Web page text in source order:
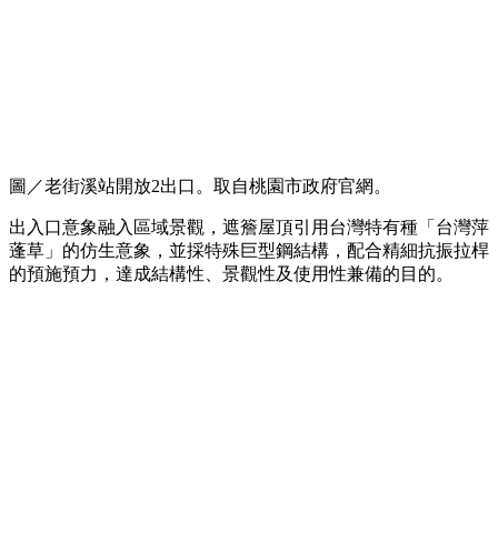
圖／老街溪站開放2出口。取自桃園市政府官網。
出入口意象融入區域景觀，遮簷屋頂引用台灣特有種「台灣萍
蓬草」的仿生意象，並採特殊巨型鋼結構，配合精細抗振拉桿
的預施預力，達成結構性、景觀性及使用性兼備的目的。